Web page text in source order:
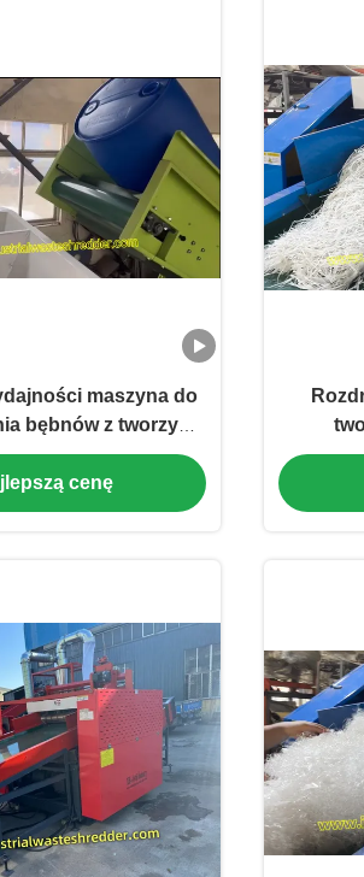
maszyna do
bębnów z tworzyw
cenę